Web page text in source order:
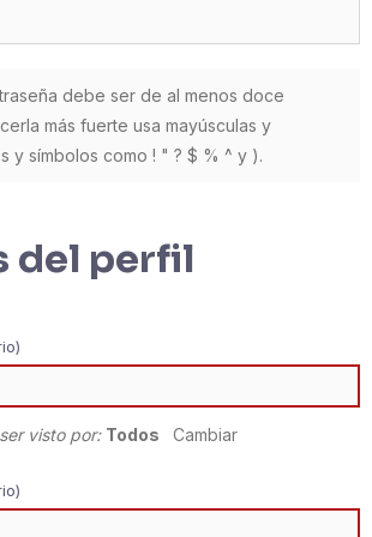
debe ser de al menos doce
más fuerte usa mayúsculas y
y símbolos como ! " ? $ % ^ y ).
del perfil
visto por: Todos Cambiar